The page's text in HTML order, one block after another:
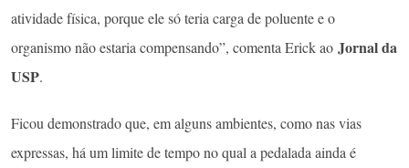
atividade física, porque ele só teria carga de poluente e o
organismo não estaria compensando”, comenta Erick ao Jornal da
USP.
Ficou demonstrado que, em alguns ambientes, como nas vias
expressas, há um limite de tempo no qual a pedalada ainda é